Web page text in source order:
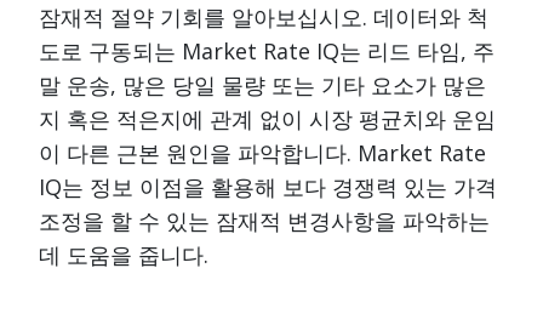
잠재적 절약 기회를 알아보십시오. 데이터와 척
도로 구동되는 Market Rate IQ는 리드 타임, 주
말 운송, 많은 당일 물량 또는 기타 요소가 많은
지 혹은 적은지에 관계 없이 시장 평균치와 운임
이 다른 근본 원인을 파악합니다. Market Rate
IQ는 정보 이점을 활용해 보다 경쟁력 있는 가격
조정을 할 수 있는 잠재적 변경사항을 파악하는
데 도움을 줍니다.